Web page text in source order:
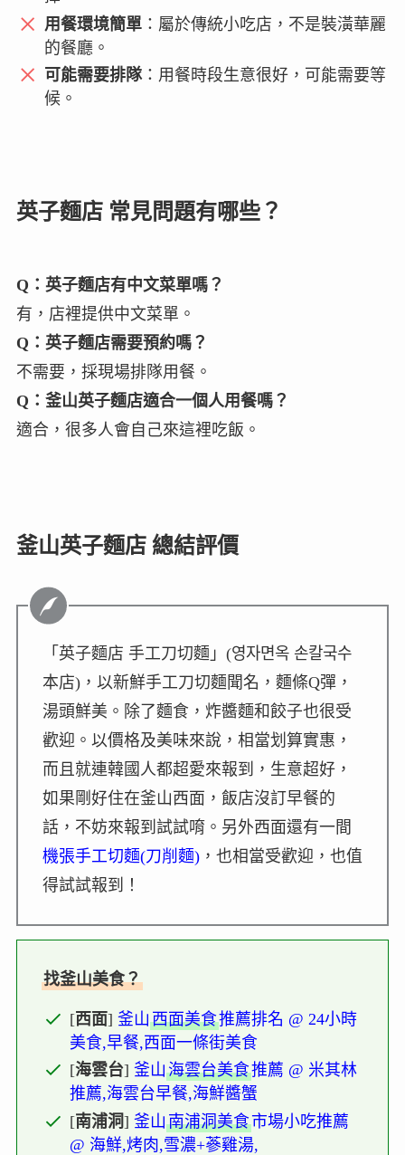
用餐環境簡單 ：屬於傳統小吃店，不是裝潢華麗
的餐廳。
可能需要排隊：用餐時段生意很好，可能需要等
候。
英子麵店 常見問題有哪些？
Q：英子麵店有中文菜單嗎？
有，店裡提供中文菜單。
Q：英子麵店需要預約嗎？
不需要，採現場排隊用餐。
Q：釜山英子麵店適合一個人用餐嗎？
適合，很多人會自己來這裡吃飯。
釜山英子麵店 總結評價
「英子麵店 手工刀切麵」(영자면옥 손칼국수
本店)，以新鮮手工刀切麵聞名，麵條Q彈，
湯頭鮮美。除了麵食，炸醬麵和餃子也很受
歡迎。以價格及美味來說，相當划算實惠，
而且就連韓國人都超愛來報到，生意超好，
如果剛好住在釜山西面，飯店沒訂早餐的
話，不妨來報到試試唷。另外西面還有一間
機張手工切麵(刀削麵)，也相當受歡迎，也值
得試試報到！
找釜山美食？
[西面]釜山西面美食推薦排名 @ 24小時
美食,早餐,西面一條街美食
[海雲台]釜山海雲台美食推薦 @ 米其林
推薦,海雲台早餐,海鮮醬蟹
[南浦洞]釜山南浦洞美食市場小吃推薦
@ 海鮮,烤肉,雪濃+蔘雞湯,